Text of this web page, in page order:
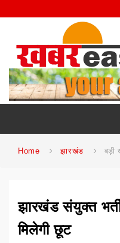
Home झारखंड बड़ी
झारखंड संयुक्त भर्ती
मिलेगी छूट